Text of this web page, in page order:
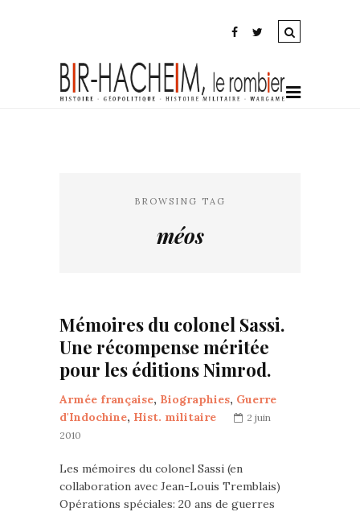
BROWSING TAG
méos
Mémoires du colonel Sassi.
Une récompense méritée
pour les éditions Nimrod.
Armée française, Biographies, Guerre
d'Indochine, Hist. militaire
2 juin
2010
Les mémoires du colonel Sassi (en
collaboration avec Jean-Louis Tremblais)
Opérations spéciales: 20 ans de guerres